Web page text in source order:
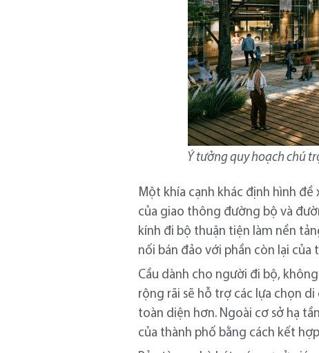
Ý tưởng quy hoạch chú
Một khía cạnh khác định hình
của giao thông đường bộ và
kính đi bộ thuận tiện làm nền
nối bán đảo với phần còn lại của
Cầu dành cho người đi bộ,
rộng rãi sẽ hỗ trợ các lựa chọn
toàn diện hơn. Ngoài cơ sở hạ
của thành phố bằng cách kết